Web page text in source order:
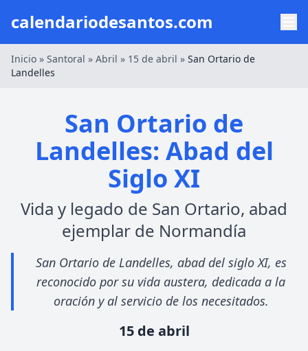
calendariodesantos.com
Inicio » Santoral » Abril » 15 de abril » San Ortario de
Landelles
San Ortario de
Landelles: Abad del
Siglo XI
Vida y legado de San Ortario, abad
ejemplar de Normandía
San Ortario de Landelles, abad del siglo XI, es
reconocido por su vida austera, dedicada a la
oración y al servicio de los necesitados.
15 de abril